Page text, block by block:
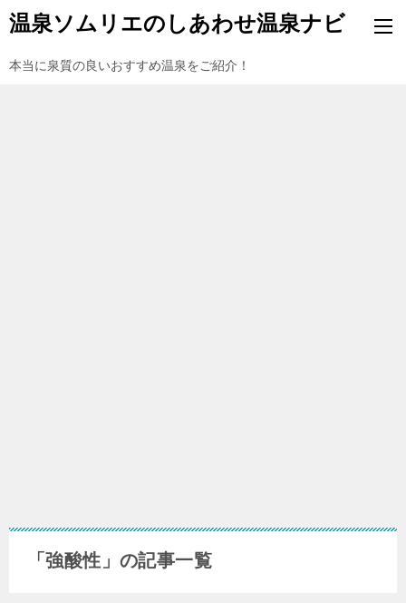
温泉ソムリエのしあわせ温泉ナビ
本当に泉質の良いおすすめ温泉をご紹介！
「強酸性」の記事一覧